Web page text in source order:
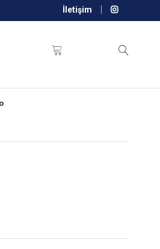
İletişim